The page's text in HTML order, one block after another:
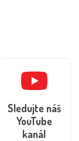
Sledujte náš
YouTube
kanál